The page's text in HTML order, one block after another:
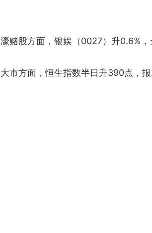
濠赌股方面，银娱（0027）升0.6%
大市方面，恒生指数半日升390点，